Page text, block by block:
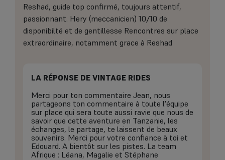
Reshad, guide top confirmé, toujours attentif,
passionnant. Hery (meccanicien) 10/10 de
disponibilté et de gentillesse Rencontres sur place
extraordinaire, notamment grace à Reshad
LA RÉPONSE DE VINTAGE RIDES
Merci pour ton commentaire Jean, nous
partageons ton commentaire à toute l'équipe
sur place qui sera toute aussi ravie que nous de
savoir que cette aventure en Tanzanie, les
échanges, le partage, te laissent de beaux
souvenirs. Merci pour votre confiance à toi et
Edouard. A bientôt sur les pistes. La team
Afrique : Léana, Magalie et Stéphane